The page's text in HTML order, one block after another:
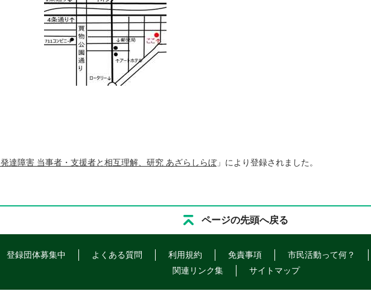
達障害 当事者・支援者と相互理解、研究 あざらしらぼ」により登録されました。
ページの先頭へ戻る
登録団体募集中 よくある質問 利用規約 免責事項
市民活動って何？
関連リンク集
サイトマップ